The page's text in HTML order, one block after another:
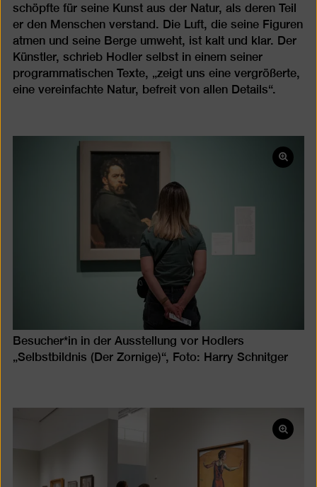
schöpfte für seine Kunst aus der Natur, als deren Teil
er den Menschen verstand. Die Luft, die seine Figuren
atmen und seine Berge umweht, ist kalt und klar. Der
Künstler, schrieb Hodler selbst in einem seiner
programmatischen Texte, „zeigt uns eine vergrößerte,
eine vereinfachte Natur, befreit von allen Details“.
Besucher*in in der Ausstellung vor Hodlers
„Selbstbildnis (Der Zornige)“, Foto: Harry Schnitger
Bild
Bild